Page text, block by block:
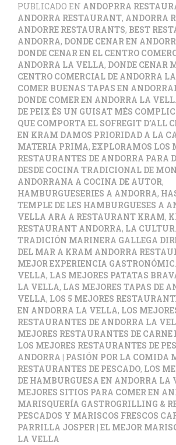
PUBLICADO EN ANDOPRRA
ANDORRA RESTAURANT, ANDORRA
ANDORRE RESTAURANTS, BEST
ANDORRA, DONDE CENAR EN
DONDE CENAR EN EL CENTRO
ANDORRA LA VELLA, DONDE CENAR
CENTRO COMERCIAL DE ANDORRA
COMER BUENAS TAPAS EN
DONDE COMER EN ANDORRA LA
DE PEIX ÉS UN GUISAT MÉS
QUE COMPORTA EL SOFREGIT D’ALL
EN KRAM DAMOS PRIORIDAD A LA
MATERIA PRIMA, EXPLORAMOS LOS
RESTAURANTES DE ANDORRA PARA
DESDE COCINA TRADICIONAL DE
ANDORRANA A COCINA DE AUTOR,
HAMBURGUESERIES A ANDORRA,
TEMPLE DE LES HAMBURGUESES A
VELLA ARA A RESTAURANT KRAM,
RESTAURANT ANDORRA, LA
TRADICIÓN MARINERA GALLEGA
DEL MAR A KRAM ANDORRA
MEJOR EXPERIENCIA
VELLA, LAS MEJORES PATATAS
LA VELLA, LAS MEJORES TAPAS DE
VELLA, LOS 5 MEJORES
EN ANDORRA LA VELLA, LOS
RESTAURANTES DE ANDORRA LA
MEJORES RESTAURANTES DE CARNE
LOS MEJORES RESTAURANTES DE
ANDORRA | PASIÓN POR LA COMIDA
RESTAURANTES DE PESCADO, LOS
DE HAMBURGUESA EN ANDORRA LA
MEJORES SITIOS PARA COMER EN
MARISQUERÍA GASTROGRILLING &
PESCADOS Y MARISCOS FRESCOS
PARRILLA JOSPER | EL MEJOR
LA VELLA